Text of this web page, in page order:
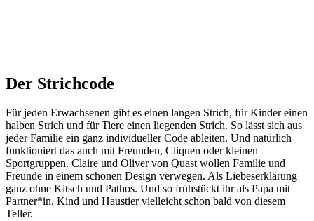
Der Strichcode
Für jeden Erwachsenen gibt es einen langen Strich, für Kinder einen
halben Strich und für Tiere einen liegenden Strich. So lässt sich aus
jeder Familie ein ganz individueller Code ableiten. Und natürlich
funktioniert das auch mit Freunden, Cliquen oder kleinen
Sportgruppen. Claire und Oliver von Quast wollen Familie und
Freunde in einem schönen Design verwegen. Als Liebeserklärung
ganz ohne Kitsch und Pathos. Und so frühstückt ihr als Papa mit
Partner*in, Kind und Haustier vielleicht schon bald von diesem
Teller.